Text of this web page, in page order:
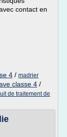
contact en
4 / madrier
classe 4 /
de traitement de